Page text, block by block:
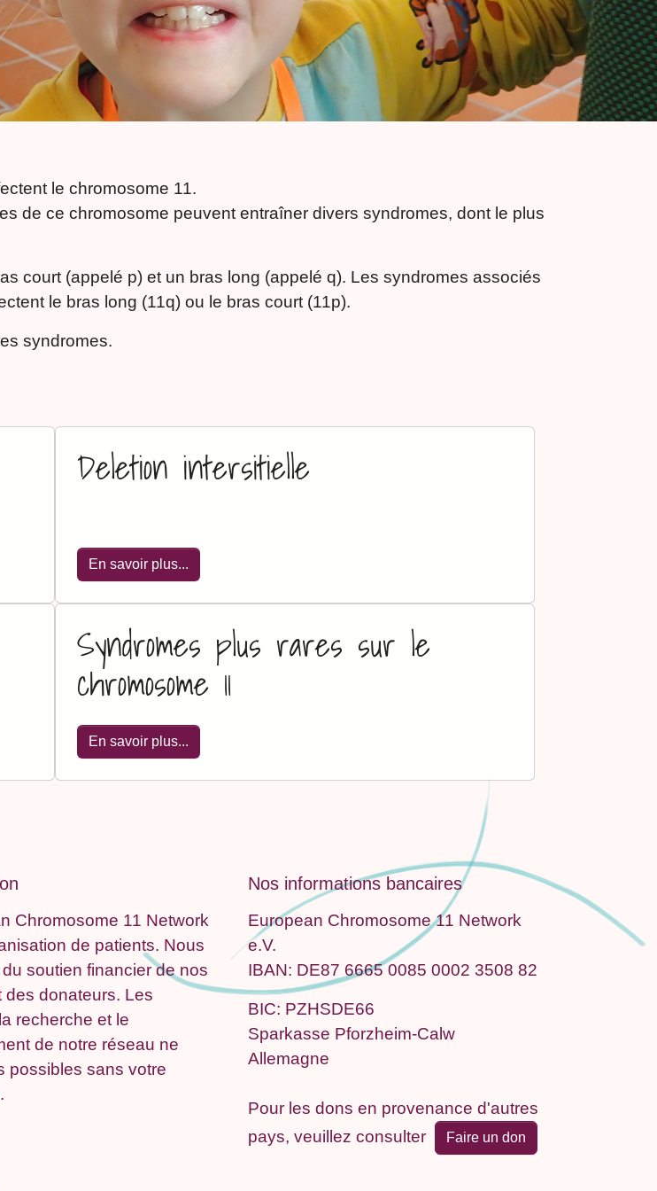
le chromosome 11.
de ce chromosome peuvent entraîner divers syndromes, dont le plus
court (appelé p) et un bras long (appelé q). Les syndromes associés
le bras long (11q) ou le bras court (11p).
syndromes.
Deletion intersitielle
En savoir plus...
Syndromes plus rares sur le
chromosome 11
En savoir plus...
Chromosome 11 Network
de patients. Nous
soutien financier de nos
des donateurs. Les
recherche et le
de notre réseau ne
possibles sans votre
Nos informations bancaires
European Chromosome 11 Network
e.V.
IBAN: DE87 6665 0085 0002 3508 82
BIC: PZHSDE66
Sparkasse Pforzheim-Calw
Allemagne
Pour les dons en provenance d'autres
pays, veuillez consulter
Faire un don